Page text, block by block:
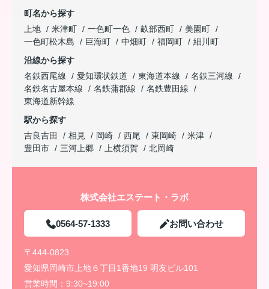
町名から探す
上地
米津町 一色町一色 畝部西町
美園町
一色町松木島
巨海町 中畑町 福岡町
細川町
沿線から探す
名鉄西尾線
愛知環状鉄道 東海道本線
名鉄三河線
名鉄名古屋本線
名鉄蒲郡線
名鉄豊田線
東海道新幹線
駅から探す
吉良吉田
相見 岡崎 西尾 東岡崎
米津
豊田市
三河上郷 上横須賀 北岡崎
株式会社エステート・ラボ
0564-57-1333 お問い合わせ
〒444-0823
愛知県岡崎市上地６丁目1番地19 明友ビル101
営業時間： 9:30~19:00